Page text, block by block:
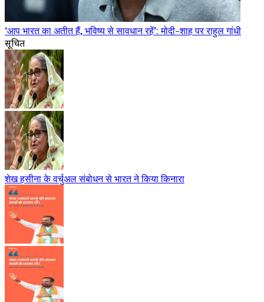
‘आप भारत का अतीत हैं, भविष्य से सावधान रहें’: मोदी-शाह पर राहुल गांधी
सूचित
शेख हसीना के वर्चुअल संबोधन से भारत ने किया किनारा